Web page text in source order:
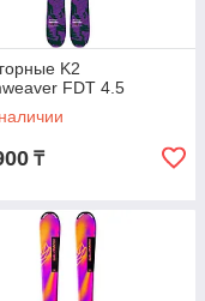
K2
FDT 4.5
₸